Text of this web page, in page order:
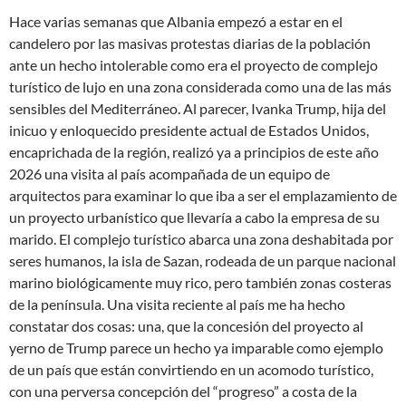
Hace varias semanas que Albania empezó a estar en el
candelero por las masivas protestas diarias de la población
ante un hecho intolerable como era el proyecto de complejo
turístico de lujo en una zona considerada como una de las más
sensibles del Mediterráneo. Al parecer, Ivanka Trump, hija del
inicuo y enloquecido presidente actual de Estados Unidos,
encaprichada de la región, realizó ya a principios de este año
2026 una visita al país acompañada de un equipo de
arquitectos para examinar lo que iba a ser el emplazamiento de
un proyecto urbanístico que llevaría a cabo la empresa de su
marido. El complejo turístico abarca una zona deshabitada por
seres humanos, la isla de Sazan, rodeada de un parque nacional
marino biológicamente muy rico, pero también zonas costeras
de la península. Una visita reciente al país me ha hecho
constatar dos cosas: una, que la concesión del proyecto al
yerno de Trump parece un hecho ya imparable como ejemplo
de un país que están convirtiendo en un acomodo turístico,
con una perversa concepción del “progreso” a costa de la